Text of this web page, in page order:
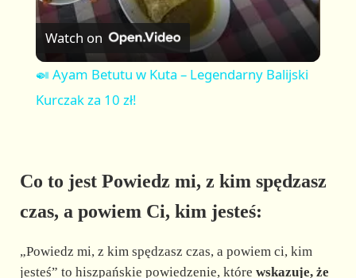
V
i
o
Watch on
🍛 Ayam Betutu w Kuta – Legendarny Balijski
Kurczak za 10 zł!
Co to jest Powiedz mi, z kim spędzasz
czas, a powiem Ci, kim jesteś:
„Powiedz mi, z kim spędzasz czas, a powiem ci, kim
jesteś” to hiszpańskie powiedzenie, które wskazuje, że